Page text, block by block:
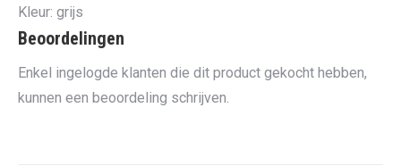
Kleur: grijs
Beoordelingen
Enkel ingelogde klanten die dit product gekocht hebben,
kunnen een beoordeling schrijven.